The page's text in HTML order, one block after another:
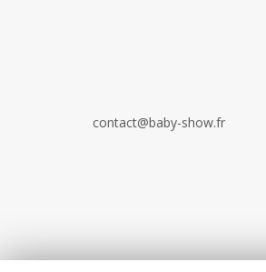
contact@baby-show.fr